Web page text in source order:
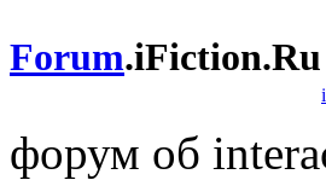
Forum.iFiction.Ru
форум об